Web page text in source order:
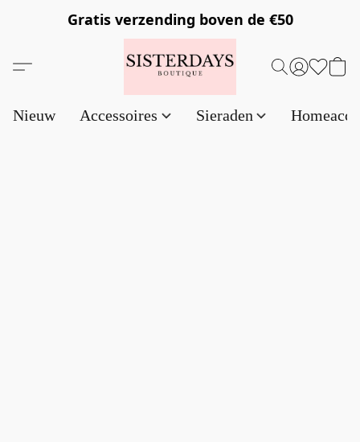
Gratis verzending boven de €50
Nieuw Accessoires Sieraden